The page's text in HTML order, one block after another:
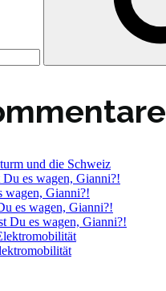
und die Schweiz
Du es wagen, Gianni?!
wagen, Gianni?!
es wagen, Gianni?!
Du es wagen, Gianni?!